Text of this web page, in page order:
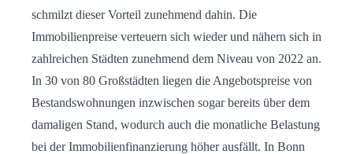
schmilzt dieser Vorteil zunehmend dahin. Die
Immobilienpreise verteuern sich wieder und nähern sich in
zahlreichen Städten zunehmend dem Niveau von 2022 an.
In 30 von 80 Großstädten liegen die Angebotspreise von
Bestandswohnungen inzwischen sogar bereits über dem
damaligen Stand, wodurch auch die monatliche Belastung
bei der Immobilienfinanzierung höher ausfällt. In Bonn